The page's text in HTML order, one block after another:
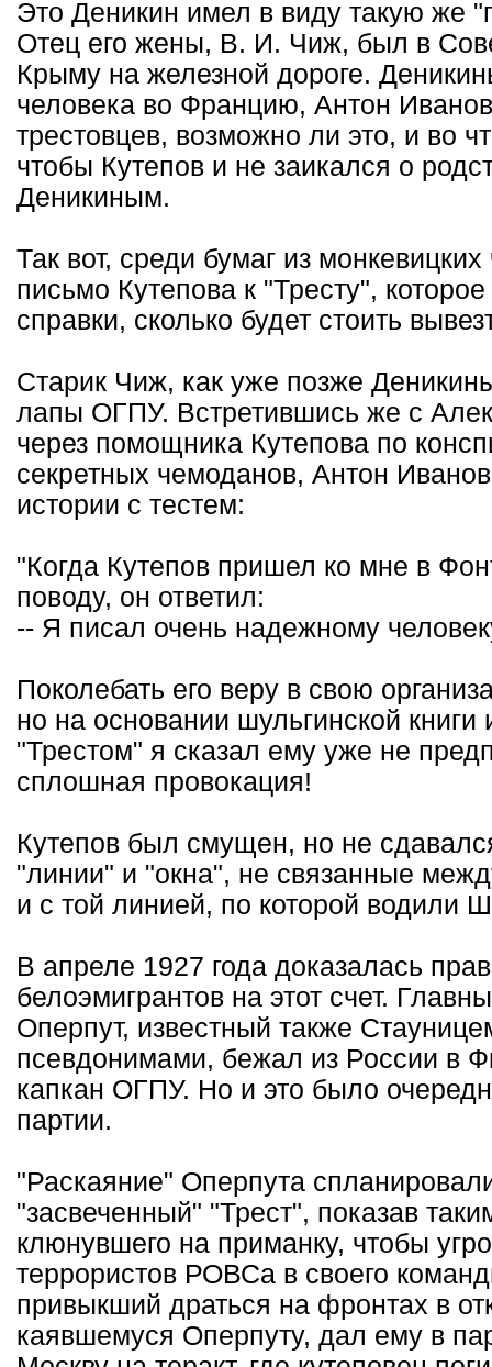
Это Деникин имел в виду такую же
Отец его жены, В. И. Чиж, был в
Крыму на железной дороге.
человека во Францию, Антон
трестовцев, возможно ли это, и во
чтобы Кутепов и не заикался о
Деникиным.
Так вот, среди бумаг из
письмо Кутепова к "Тресту",
справки, сколько будет стоить
Старик Чиж, как уже позже
лапы ОГПУ. Встретившись же с
через помощника Кутепова по
секретных чемоданов, Антон
истории с тестем:
"Когда Кутепов пришел ко мне в
поводу, он ответил:
-- Я писал очень надежному
Поколебать его веру в свою
но на основании шульгинской
"Трестом" я сказал ему уже не
сплошная провокация!
Кутепов был смущен, но не
"линии" и "окна", не связанные
и с той линией, по которой водили
В апреле 1927 года доказалась
белоэмигрантов на этот счет.
Оперпут, известный также
псевдонимами, бежал из России в
капкан ОГПУ. Но и это было
партии.
"Раскаяние" Оперпута
"засвеченный" "Трест", показав
клюнувшего на приманку, чтобы
террористов РОВСа в своего
привыкший драться на фронтах в
каявшемуся Оперпуту, дал ему в